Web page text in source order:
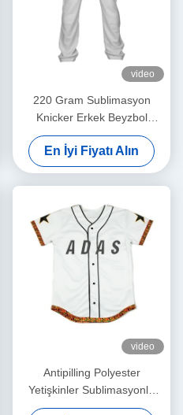
video
220 Gram Sublimasyon
Knicker Erkek Beyzbol
Pantolonları nakış Basit
Antibakteriyel
En İyi Fiyatı Alın
video
Antipilling Polyester
Yetişkinler Sublimasyonlu
Beyzbol Maçları Kısa Kollu